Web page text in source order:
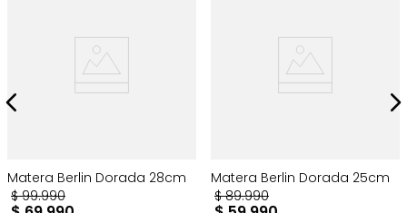
Matera Berlin Dorada 28cm
$ 99.990
Matera Berlin Dorada 25cm
$ 89.990